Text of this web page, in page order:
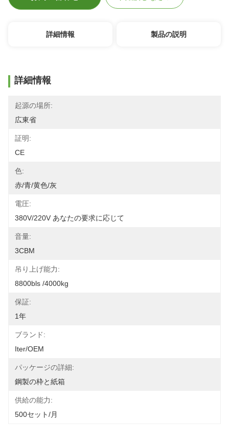
詳細情報 製品の説明
詳細情報
起源の場所:
広東省
証明:
CE
色:
赤/青/黄色/灰
電圧:
380V/220V あなたの要求に応じて
音量:
3CBM
吊り上げ能力:
8800bls /4000kg
保証:
1年
ブランド:
Iter/OEM
パッケージの詳細:
鋼製の枠と紙箱
供給の能力:
500セット/月